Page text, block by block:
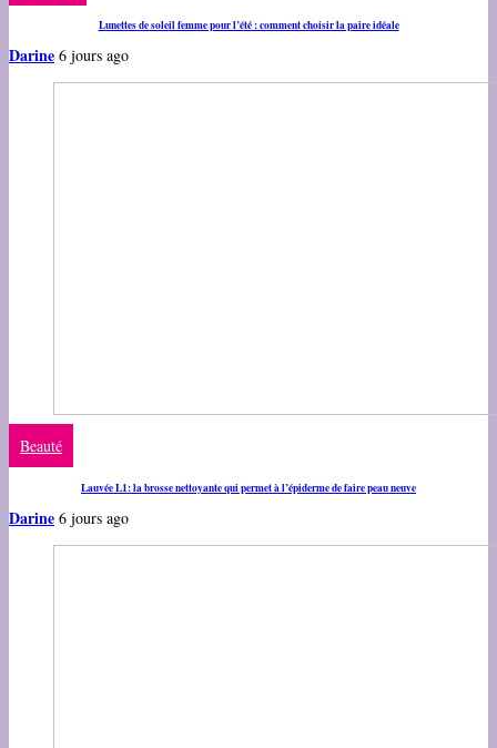
Lunettes de soleil femme pour l’été : comment choisir la paire idéale
Darine 6 jours ago
Beauté
Lauvée L1: la brosse nettoyante qui permet à l’épiderme de faire peau neuve
Darine 6 jours ago